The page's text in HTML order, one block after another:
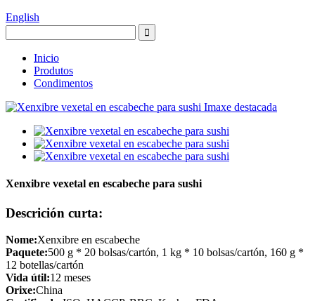
English
Inicio
Produtos
Condimentos
Xenxibre vexetal en escabeche para sushi
Descrición curta:
Nome:Xenxibre en escabeche
Paquete:500 g * 20 bolsas/cartón, 1 kg * 10 bolsas/cartón, 160 g *
12 botellas/cartón
Vida útil:12 meses
Orixe:China